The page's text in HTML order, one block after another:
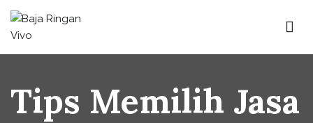
Baja Ringan Vivo
Website Baja Ringan Vivo
Tips Memilih Jasa